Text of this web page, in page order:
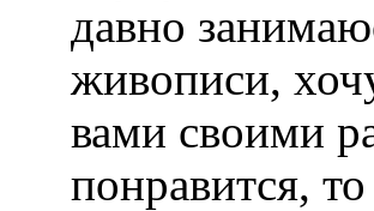
давно
живописи,
вами своими
понравится,